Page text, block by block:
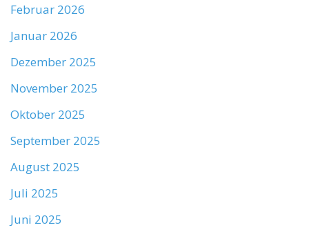
Februar 2026
Januar 2026
Dezember 2025
November 2025
Oktober 2025
September 2025
August 2025
Juli 2025
Juni 2025